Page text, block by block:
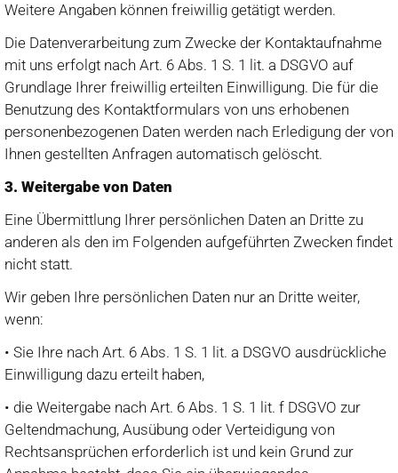
Weitere Angaben können freiwillig getätigt werden.
Die Datenverarbeitung zum Zwecke der Kontaktaufnahme
mit uns erfolgt nach Art. 6 Abs. 1 S. 1 lit. a DSGVO auf
Grundlage Ihrer freiwillig erteilten Einwilligung. Die für die
Benutzung des Kontaktformulars von uns erhobenen
personenbezogenen Daten werden nach Erledigung der von
Ihnen gestellten Anfragen automatisch gelöscht.
3. Weitergabe von Daten
Eine Übermittlung Ihrer persönlichen Daten an Dritte zu
anderen als den im Folgenden aufgeführten Zwecken findet
nicht statt.
Wir geben Ihre persönlichen Daten nur an Dritte weiter,
wenn:
• Sie Ihre nach Art. 6 Abs. 1 S. 1 lit. a DSGVO ausdrückliche
Einwilligung dazu erteilt haben,
• die Weitergabe nach Art. 6 Abs. 1 S. 1 lit. f DSGVO zur
Geltendmachung, Ausübung oder Verteidigung von
Rechtsansprüchen erforderlich ist und kein Grund zur